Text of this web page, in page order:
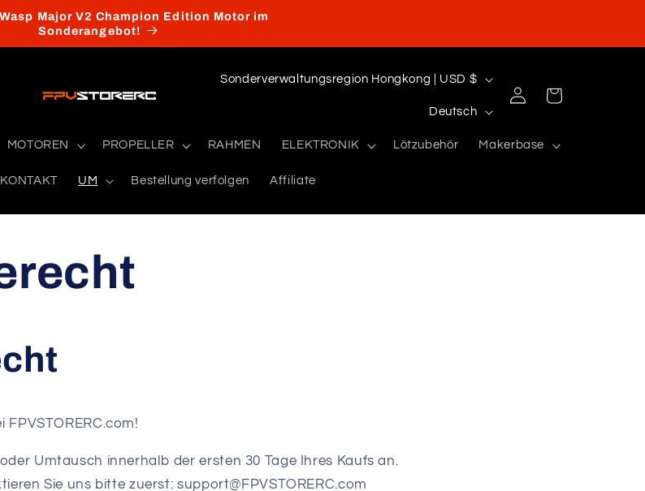
Major V2 Champion Edition Motor im
Sonderangebot!
MOTOREN PROPELLER RAHMEN ELEKTRONIK Lötzubehör Makerbase
KONTAKT UM Bestellung verfolgen Affiliate
L
d
/
R
Sonderverwaltungsregion Hongkong | USD $
S
p
c
Deutsch
EinloggenWarenkorb
Umtausch innerhalb der ersten 30 Tage Ihres Kaufs an.
Sie uns bitte zuerst: support@FPVSTORERC.com